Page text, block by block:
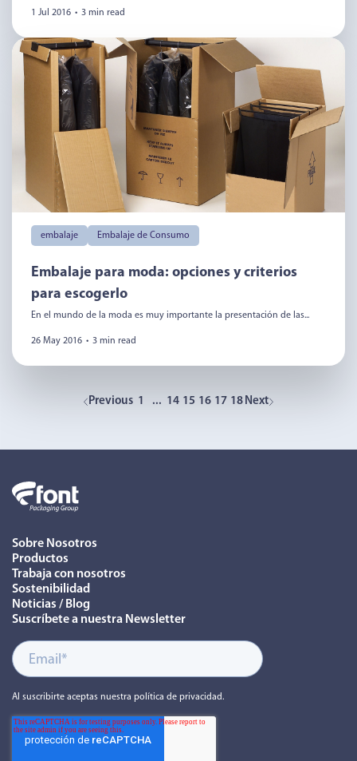
1 Jul 2016 • 3 min read
embalaje Embalaje de Consumo
Embalaje para moda: opciones y criterios
para escogerlo
En el mundo de la moda es muy importante la presentación de las...
26 May 2016 • 3 min read
Previous 1 ... 14 15 16 17 18 Next
Sobre Nosotros
Productos
Trabaja con nosotros
Sostenibilidad
Noticias / Blog
Suscríbete a nuestra Newsletter
Al suscribirte aceptas nuestra política de privacidad.